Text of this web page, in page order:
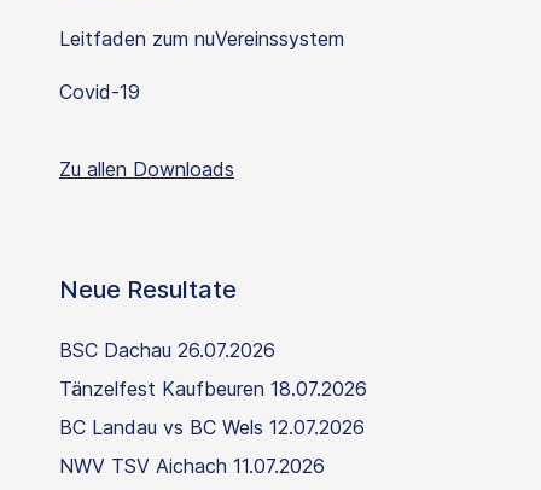
Leitfaden zum nuVereinssystem
Covid-19
Zu allen Downloads
Neue Resultate
BSC Dachau 26.07.2026
Tänzelfest Kaufbeuren 18.07.2026
BC Landau vs BC Wels 12.07.2026
NWV TSV Aichach 11.07.2026